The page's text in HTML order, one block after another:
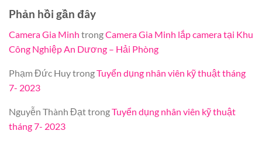
Phản hồi gần đây
Camera Gia Minh trongCamera Gia Minh lắp camera tại Khu
Công Nghiệp An Dương – Hải Phòng
Phạm Đức HuytrongTuyển dụng nhân viên kỹ thuật tháng
7- 2023
Nguyễn Thành ĐạttrongTuyển dụng nhân viên kỹ thuật
tháng 7- 2023